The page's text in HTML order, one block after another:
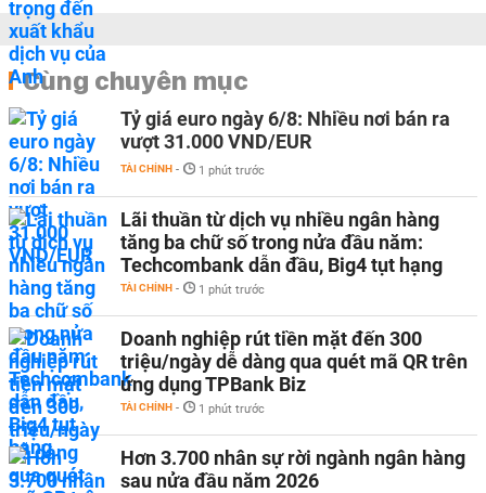
Cùng chuyên mục
Tỷ giá euro ngày 6/8: Nhiều nơi bán ra
vượt 31.000 VND/EUR
TÀI CHÍNH - 1 phút trước
Lãi thuần từ dịch vụ nhiều ngân hàng
tăng ba chữ số trong nửa đầu năm:
Techcombank dẫn đầu, Big4 tụt hạng
TÀI CHÍNH - 1 phút trước
Doanh nghiệp rút tiền mặt đến 300
triệu/ngày dễ dàng qua quét mã QR trên
ứng dụng TPBank Biz
TÀI CHÍNH - 1 phút trước
Hơn 3.700 nhân sự rời ngành ngân hàng
sau nửa đầu năm 2026